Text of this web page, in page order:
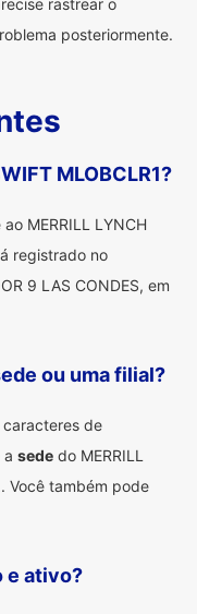
rastrear o
posteriormente.
MLOBCLR1?
MERRILL LYNCH
registrado no
9 LAS CONDES, em
ou uma filial?
caracteres de
a sede do MERRILL
Você também pode
e ativo?